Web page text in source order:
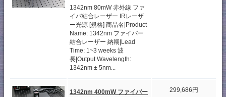
1342nm 80mW 赤外線 ファ
イバ結合レーザー IRレーザ
ー光源 [規格] 商品名|Product
Name: 1342nm ファイバー
結合レーザー 納期|Lead
Time: 1~3 weeks 波
長|Output Wavelength:
1342nm ± 5nm...
1342nm 400mW ファイバー
299,686円